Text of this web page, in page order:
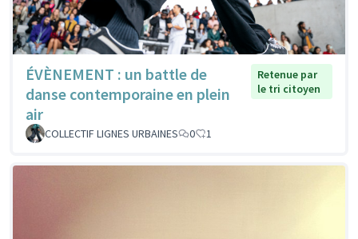
ÉVÈNEMENT : un battle de
danse contemporaine en plein
air
Retenue par
le tri citoyen
COLLECTIF LIGNES URBAINES 0 1